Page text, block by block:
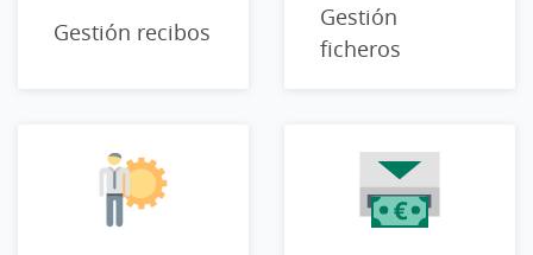
Gestión recibos
Gestión
ficheros